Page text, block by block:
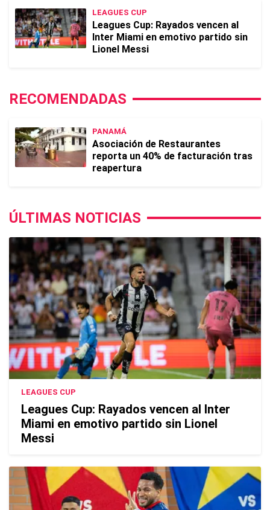
LEAGUES CUP
Leagues Cup: Rayados vencen al
Inter Miami en emotivo partido sin
Lionel Messi
RECOMENDADAS
PANAMÁ
Asociación de Restaurantes
reporta un 40% de facturación tras
reapertura
ÚLTIMAS NOTICIAS
LEAGUES CUP
Leagues Cup: Rayados vencen al Inter
Miami en emotivo partido sin Lionel
Messi